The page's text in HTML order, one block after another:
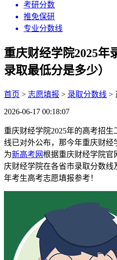
考研分数
推免保研
专业分数线
重庆财经学院2025年
录取最低分是多少）
首页 > 志愿填报 > 录取分数线 >
2026-06-17 00:18:07
重庆财经学院2025年的高考招
线已对外公布，那今年重庆财
为新高考网根据重庆财经学院官
庆财经学院在各省市录取分数线
年考生高考志愿填报参考！